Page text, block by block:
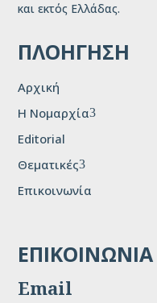
και εκτός Ελλάδας.
ΠΛΟΗΓΗΣΗ
Αρχική
H Νομαρχία3
Editorial
Θεματικές3
Επικοινωνία
ΕΠΙΚΟΙΝΩΝΙΑ
Email